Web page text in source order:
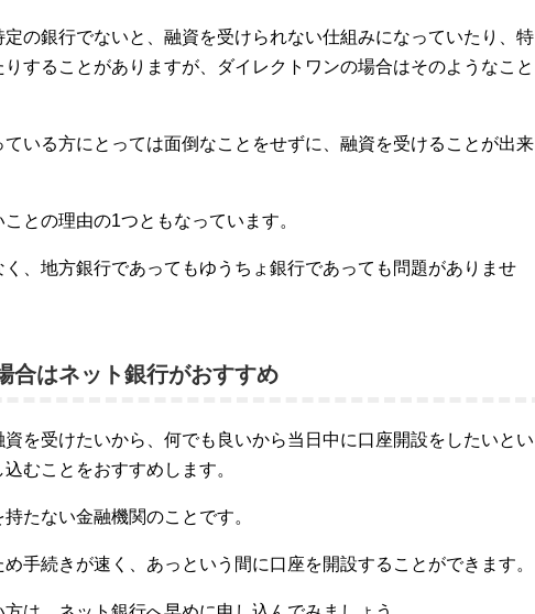
の銀行でないと、融資を受けられない仕組みになっていたり、特
することがありますが、ダイレクトワンの場合はそのようなこと
いる方にとっては面倒なことをせずに、融資を受けることが出来
との理由の1つともなっています。
、地方銀行であってもゆうちょ銀行であっても問題がありませ
合はネット銀行がおすすめ
を受けたいから、何でも良いから当日中に口座開設をしたいとい
むことをおすすめします。
たない金融機関のことです。
手続きが速く、あっという間に口座を開設することができます。